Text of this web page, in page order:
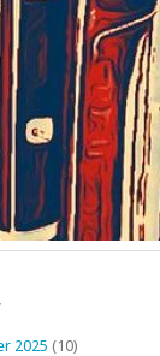
2025 (10)